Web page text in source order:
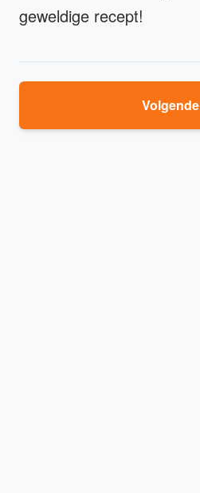
geweldige recept!
Volgende